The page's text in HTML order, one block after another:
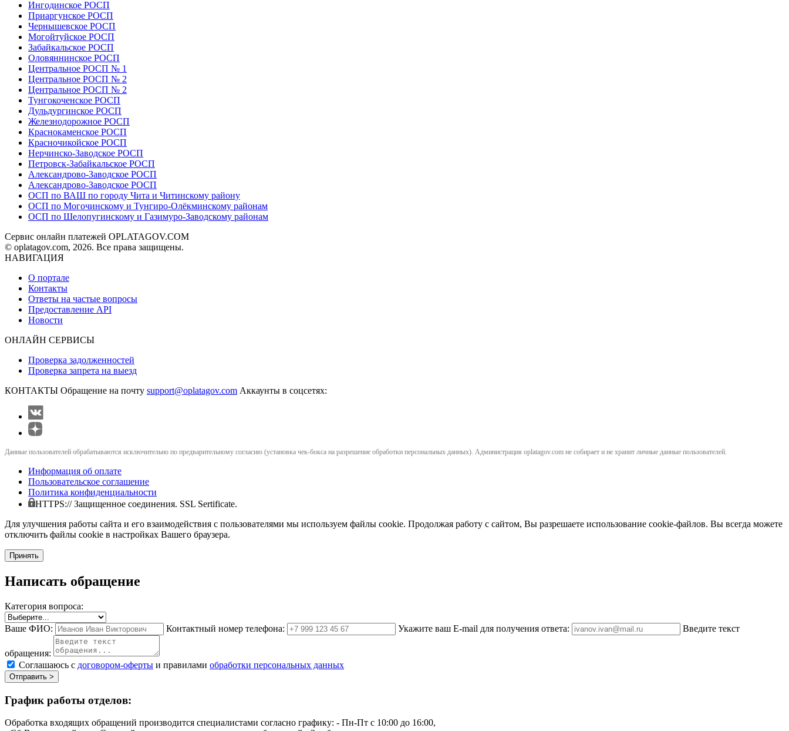
Ингодинское РОСП
Приаргунское РОСП
Чернышевское РОСП
Могойтуйское РОСП
Забайкальское РОСП
Оловяннинское РОСП
Центральное РОСП № 1
Центральное РОСП № 2
Центральное РОСП № 2
Тунгокоченское РОСП
Дульдургинское РОСП
Железнодорожное РОСП
Краснокаменское РОСП
Красночикойское РОСП
Нерчинско-Заводское РОСП
Петровск-Забайкальское РОСП
Александрово-Заводское РОСП
Александрово-Заводское РОСП
ОСП по ВАШ по городу Чита и Читинскому району
ОСП по Могочинскому и Тунгиро-Олёкминскому районам
ОСП по Шелопугинскому и Газимуро-Заводскому районам
Сервис онлайн платежей OPLATAGOV.COM
© oplatagov.com, 2026. Все права защищены.
НАВИГАЦИЯ
О портале
Контакты
Ответы на частые вопросы
Предоставление API
Новости
ОНЛАЙН СЕРВИСЫ
Проверка задолженностей
Проверка запрета на выезд
КОНТАКТЫ Обращение на почту support@oplatagov.com Аккаунты в соцсетях:
Данные пользователей обрабатываются исключительно по предварительному согласию (установка чек-бокса на разрешение обработки персональных данных). Администрация oplatagov.com не собирает и не хранит личные данные пользователей.
Информация об оплате
Пользовательское соглашение
Политика конфиденциальности
HTTPS:// Защищенное соединения. SSL Sertificate.
Для улучшения работы сайта и его взаимодействия с пользователями мы используем файлы cookie. Продолжая работу с сайтом, Вы разрешаете использование cookie-файлов. Вы всегда можете
отключить файлы cookie в настройках Вашего браузера.
Принять
Написать обращение
Категория вопроса:
Ваше ФИО: Контактный номер телефона: Укажите ваш E-mail для получения ответа: Введите текст
обращения:
Соглашаюсь с договором-оферты и правилами обработки персональных данных
Отправить >
График работы отделов:
Обработка входящих обращений производится специалистами согласно графику: - Пн-Пт с 10:00 до 16:00,